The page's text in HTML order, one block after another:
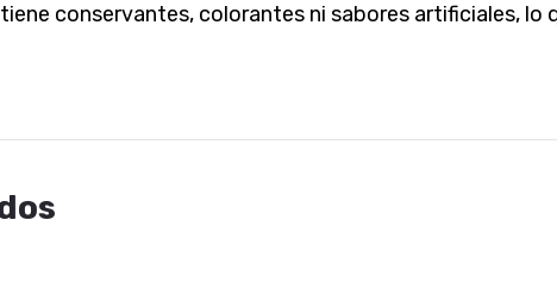
conservantes, colorantes ni sabores artificiales,